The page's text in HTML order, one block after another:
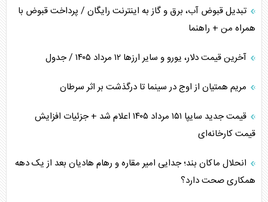
تبدیل قبوض آب، برق و گاز به اینترنت رایگان / پرداخت قبوض با
همراه من + راهنما
آخرین قیمت دلار، یورو و سایر ارز‌ها ۱۲ مرداد ۱۴۰۵ / جدول
مریم همتیان از اوج در سینما تا درگذشت بر اثر سرطان
قیمت جدید سایپا ۱۵۱ مرداد ۱۴۰۵ اعلام شد + جزئیات افزایش
قیمت کارخانه‌ای
انحلال ماکان بند؛ جدایی امیر مقاره و رهام هادیان بعد از یک دهه
همکاری صحت دارد؟